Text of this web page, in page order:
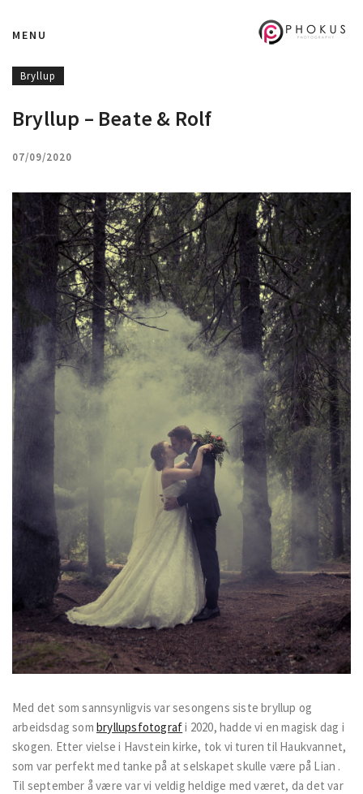
MENU
Bryllup
Bryllup – Beate & Rolf
07/09/2020
Med det som sannsynligvis var sesongens siste bryllup og
arbeidsdag som bryllupsfotografi 2020, hadde vi en magisk dag i
skogen. Etter vielse i Havstein kirke, tok vi turen til Haukvannet,
som var perfekt med tanke på at selskapet skulle være på Lian .
Til september å være var vi veldig heldige med været, da det var